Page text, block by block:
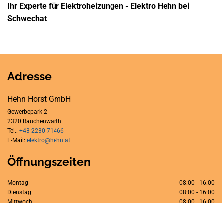
Ihr Experte für Elektroheizungen - Elektro Hehn bei
Schwechat
Adresse
Hehn Horst GmbH
Gewerbepark 2
2320 Rauchenwarth
Tel.: +43 2230 71466
E-Mail: elektro@hehn.at
Öffnungszeiten
Montag
08:00 - 16:00
Dienstag
08:00 - 16:00
Mittwoch
08:00 - 16:00